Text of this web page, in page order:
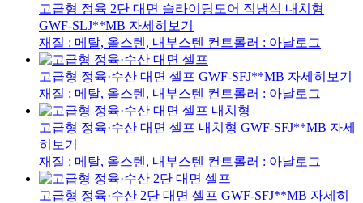
고급형 정육 2단 대면 슬라이딩도어 직냉식 내치형
GWF-SLJ**MB 자세히보기
재질 : 메탈, 올스텐, 내부스텐 컨트롤러 : 아날로그
고급형 정육·수산 대면 셀프 GWF-SFJ**MB 자세히보기
재질 : 메탈, 올스텐, 내부스텐 컨트롤러 : 아날로그
고급형 정육·수산 대면 셀프 내치형 GWF-SFJ**MB 자세
히보기
재질 : 메탈, 올스텐, 내부스텐 컨트롤러 : 아날로그
고급형 정육·수산 2단 대면 셀프 GWF-SFJ**MB 자세히